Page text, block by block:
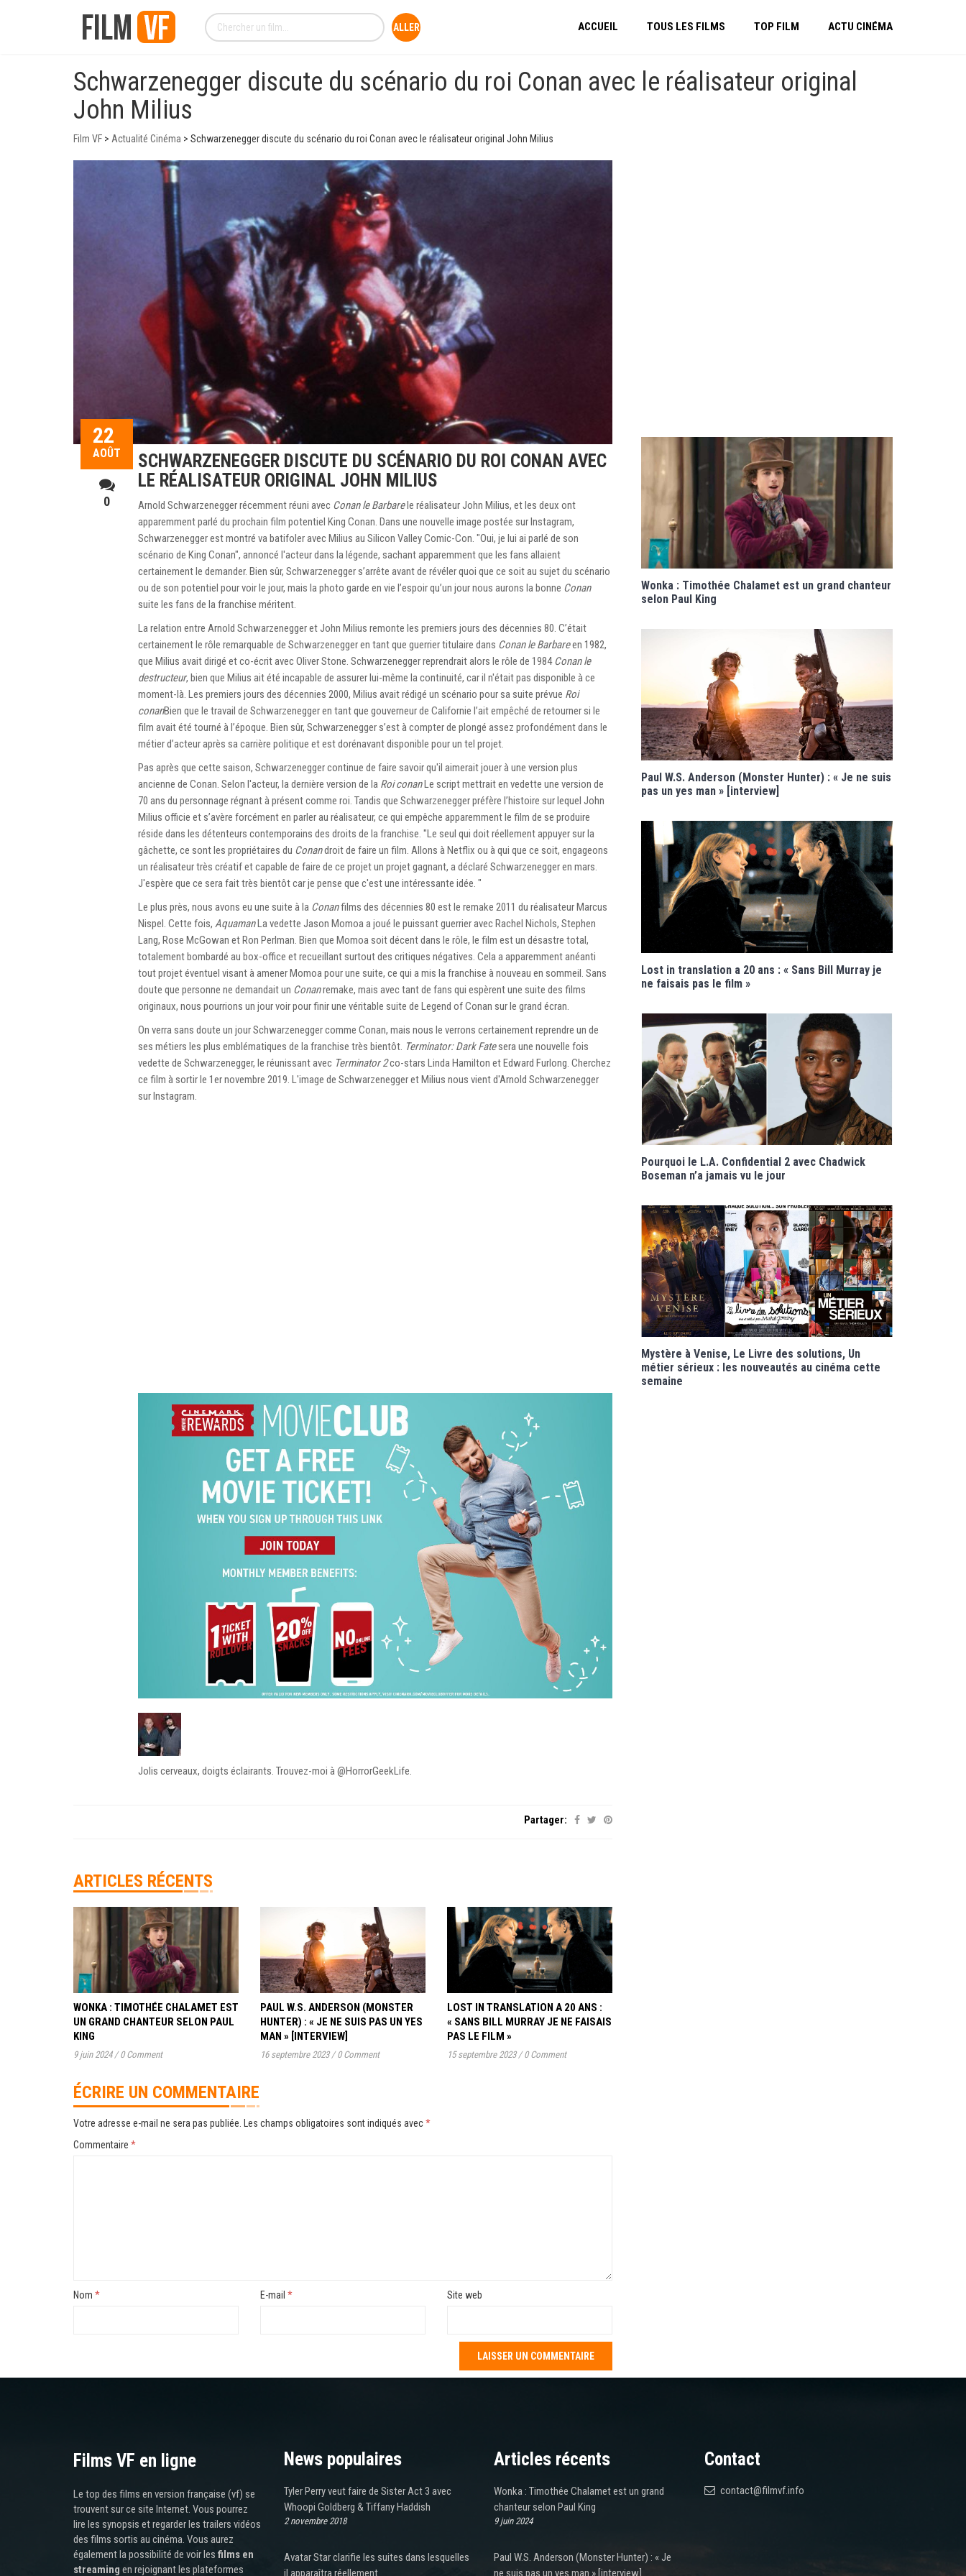
ACCUEIL TOUS LES FILMS TOP FILM ACTU CINÉMA
Schwarzenegger discute du scénario du roi Conan avec le réalisateur original
John Milius
Film VF > Actualité Cinéma > Schwarzenegger discute du scénario du roi Conan avec le réalisateur original John Milius
22
AOÛT
0
SCHWARZENEGGER DISCUTE DU SCÉNARIO DU ROI CONAN AVEC
LE RÉALISATEUR ORIGINAL JOHN MILIUS
Arnold Schwarzenegger récemment réuni avec Conan le Barbarele réalisateur John Milius, et les deux ont
apparemment parlé du prochain film potentiel King Conan. Dans une nouvelle image postée sur Instagram,
Schwarzenegger est montré va batifoler avec Milius au Silicon Valley Comic-Con. "Oui, je lui ai parlé de son
scénario de King Conan", annoncé l'acteur dans la légende, sachant apparemment que les fans allaient
certainement le demander. Bien sûr, Schwarzenegger s’arrête avant de révéler quoi que ce soit au sujet du scénario
ou de son potentiel pour voir le jour, mais la photo garde en vie l’espoir qu’un jour nous aurons la bonne Conan
suite les fans de la franchise méritent.
La relation entre Arnold Schwarzenegger et John Milius remonte les premiers jours des décennies 80. C’était
certainement le rôle remarquable de Schwarzenegger en tant que guerrier titulaire dans Conan le Barbareen 1982,
que Milius avait dirigé et co-écrit avec Oliver Stone. Schwarzenegger reprendrait alors le rôle de 1984Conan le
destructeur, bien que Milius ait été incapable de assurer lui-même la continuité, car il n'était pas disponible à ce
moment-là. Les premiers jours des décennies 2000, Milius avait rédigé un scénario pour sa suite prévue Roi
conanBien que le travail de Schwarzenegger en tant que gouverneur de Californie l’ait empêché de retourner si le
film avait été tourné à l’époque. Bien sûr, Schwarzenegger s’est à compter de plongé assez profondément dans le
métier d’acteur après sa carrière politique et est dorénavant disponible pour un tel projet.
Pas après que cette saison, Schwarzenegger continue de faire savoir qu'il aimerait jouer à une version plus
ancienne de Conan. Selon l'acteur, la dernière version de la Roi conanLe script mettrait en vedette une version de
70 ans du personnage régnant à présent comme roi. Tandis que Schwarzenegger préfère l’histoire sur lequel John
Milius officie et s’avère forcément en parler au réalisateur, ce qui empêche apparemment le film de se produire
réside dans les détenteurs contemporains des droits de la franchise. "Le seul qui doit réellement appuyer sur la
gâchette, ce sont les propriétaires du Conandroit de faire un film. Allons à Netflix ou à qui que ce soit, engageons
un réalisateur très créatif et capable de faire de ce projet un projet gagnant, a déclaré Schwarzenegger en mars.
J'espère que ce sera fait très bientôt car je pense que c'est une intéressante idée. "
Le plus près, nous avons eu une suite à la Conanfilms des décennies 80 est le remake 2011 du réalisateur Marcus
Nispel. Cette fois, AquamanLa vedette Jason Momoa a joué le puissant guerrier avec Rachel Nichols, Stephen
Lang, Rose McGowan et Ron Perlman. Bien que Momoa soit décent dans le rôle, le film est un désastre total,
totalement bombardé au box-office et recueillant surtout des critiques négatives. Cela a apparemment anéanti
tout projet éventuel visant à amener Momoa pour une suite, ce qui a mis la franchise à nouveau en sommeil. Sans
doute que personne ne demandait un Conanremake, mais avec tant de fans qui espèrent une suite des films
originaux, nous pourrions un jour voir pour finir une véritable suite de Legend of Conan sur le grand écran.
On verra sans doute un jour Schwarzenegger comme Conan, mais nous le verrons certainement reprendre un de
ses métiers les plus emblématiques de la franchise très bientôt. Terminator: Dark Fatesera une nouvelle fois
vedette de Schwarzenegger, le réunissant avec Terminator 2co-stars Linda Hamilton et Edward Furlong. Cherchez
ce film à sortir le 1er novembre 2019. L'image de Schwarzenegger et Milius nous vient d'Arnold Schwarzenegger
sur Instagram.
Jolis cerveaux, doigts éclairants. Trouvez-moi à @HorrorGeekLife.
Partager:
ARTICLES RÉCENTS
WONKA : TIMOTHÉE CHALAMET EST
UN GRAND CHANTEUR SELON PAUL
KING
9 juin 2024 / 0 Comment
PAUL W.S. ANDERSON (MONSTER
HUNTER) : « JE NE SUIS PAS UN YES
MAN » [INTERVIEW]
16 septembre 2023 / 0 Comment
LOST IN TRANSLATION A 20 ANS :
« SANS BILL MURRAY JE NE FAISAIS
PAS LE FILM »
15 septembre 2023 / 0 Comment
ÉCRIRE UN COMMENTAIRE
Votre adresse e-mail ne sera pas publiée. Les champs obligatoires sont indiqués avec*
Commentaire *
Nom * E-mail * Site web
Wonka : Timothée Chalamet est un grand chanteur
selon Paul King
Paul W.S. Anderson (Monster Hunter) : « Je ne suis
pas un yes man » [interview]
Lost in translation a 20 ans : « Sans Bill Murray je
ne faisais pas le film »
Pourquoi le L.A. Confidential 2 avec Chadwick
Boseman n’a jamais vu le jour
Mystère à Venise, Le Livre des solutions, Un
métier sérieux : les nouveautés au cinéma cette
semaine
Films VF en ligne
Le top des films en version française (vf) se
trouvent sur ce site Internet. Vous pourrez
lire les synopsis et regarder les trailers vidéos
des films sortis au cinéma. Vous aurez
également la possibilité de voir les films en
streaming en rejoignant les plateformes
News populaires
Tyler Perry veut faire de Sister Act 3 avec
Whoopi Goldberg & Tiffany Haddish
2 novembre 2018
Avatar Star clarifie les suites dans lesquelles
Articles récents
Wonka : Timothée Chalamet est un grand
chanteur selon Paul King
9 juin 2024
Paul W.S. Anderson (Monster Hunter) : « Je
Contact
contact@filmvf.info